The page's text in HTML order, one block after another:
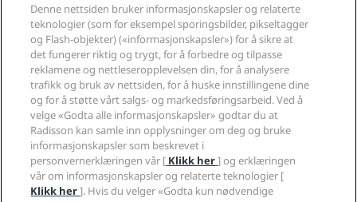
Nye hoteller og hoteller under utvikling
Radisson Hotels APP
Sportsgodkjente hoteller
Familievennlige hoteller
Helse og sikkerhet
Radisson Hotel Group
Presse
Jobb i RHG
Jobb i PPHE
Karriere EHL
The Club by RHG
Utviklingsmuligheter
Ansvarlig virksomhet
Innkjøp
Juridisk
Personvernsenter
Juridisk informasjon
Vilkår og betingelser for Radisson Rewards
Avtale om nettstedsbruk
Digital tilgjengelighet
Erklæring om moderne slaveri
Redegjørelse om våre aktsomhetsvuderinger
Hjelp
Forbrukervarsler
Kontakt
VANLIGE SPØRSMÅL
Sidekart
Sosiale medier
Radisson Hotels-merker
Denne nettsiden bruker informasjonskapsler og relaterte
teknologier (som for eksempel sporingsbilder, pikseltagger
og Flash-objekter) («informasjonskapsler») for å sikre at
det fungerer riktig og trygt, for å forbedre og tilpasse
reklamene og nettleseropplevelsen din, for å analysere
trafikk og bruk av nettsiden, for å huske innstillingene dine
og for å støtte vårt salgs- og markedsføringsarbeid. Ved å
velge «Godta alle informasjonskapsler» godtar du at
Radisson kan samle inn opplysninger om deg og bruke
informasjonskapsler som beskrevet i
personvernerklæringen vår [ Klikk her] og erklæringen
vår om informasjonskapsler og relaterte teknologier [
Klikk her]. Hvis du velger «Godta kun nødvendige